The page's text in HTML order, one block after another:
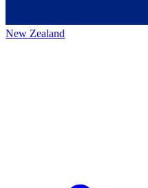
New Zealand